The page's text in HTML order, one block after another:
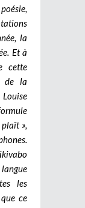
la
Et à
cette
de la
»,
les
ce